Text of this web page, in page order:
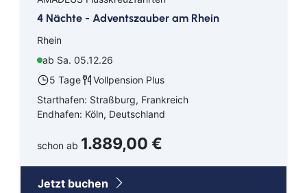
Antarktis
Nordamerika Ostküste
Nordamerika Westküste
Mittelamerika
Weltreise
4 Nächte - Adventszauber am Rhein
Rhein
ab Sa. 05.12.26
5 Tage
Vollpension Plus
Starthafen: Straßburg, Frankreich
Endhafen: Köln, Deutschland
schon ab 1.889,00 €
Jetzt buchen